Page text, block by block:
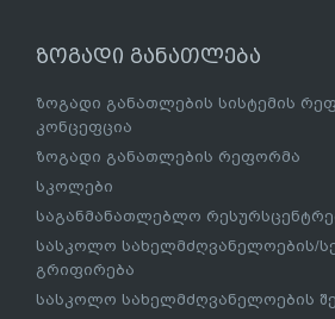
ზოგადი განათლება
ზოგადი განათლების სისტემის
კონცეფცია
ზოგადი განათლების რეფორმა
სკოლები
საგანმანათლებლო
სასკოლო სახელმძღვანელოების/
გრიფირება
სასკოლო სახელმძღვანელოების